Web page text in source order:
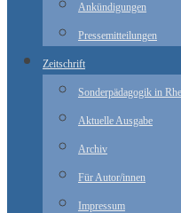
Ankündigungen
Pressemitteilungen
Zeitschrift
Sonderpädagogik in
Aktuelle Ausgabe
Archiv
Für Autor/innen
Impressum